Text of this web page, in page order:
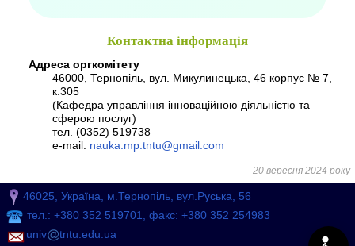
Контактна інформація
Адреса оргкомітету
46000, Тернопіль, вул. Микулинецька, 46 корпус № 7,
к.305
(Кафедра управління інноваційною діяльністю та
сферою послуг)
тел. (0352) 519738
e-mail: nauka.mp.tntu@gmail.com
20 вересня 2024 року
46025, Україна, м.Тернопіль, вул.Руська, 56
тел.: +380 352 519701, факс: +380 352 254983
univ
tntu.edu.ua